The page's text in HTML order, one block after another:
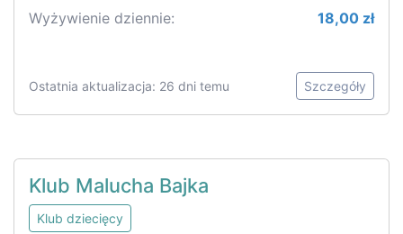
Wyżywienie dziennie:
18,00 zł
Ostatnia aktualizacja: 26 dni temu Szczegóły
Klub Malucha Bajka
Klub dziecięcy